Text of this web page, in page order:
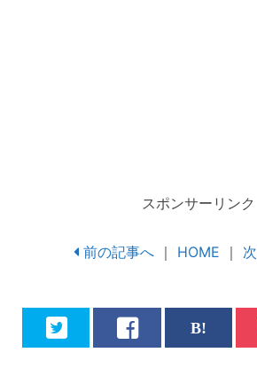
スポンサーリンク
前の記事へ ｜ HOME ｜